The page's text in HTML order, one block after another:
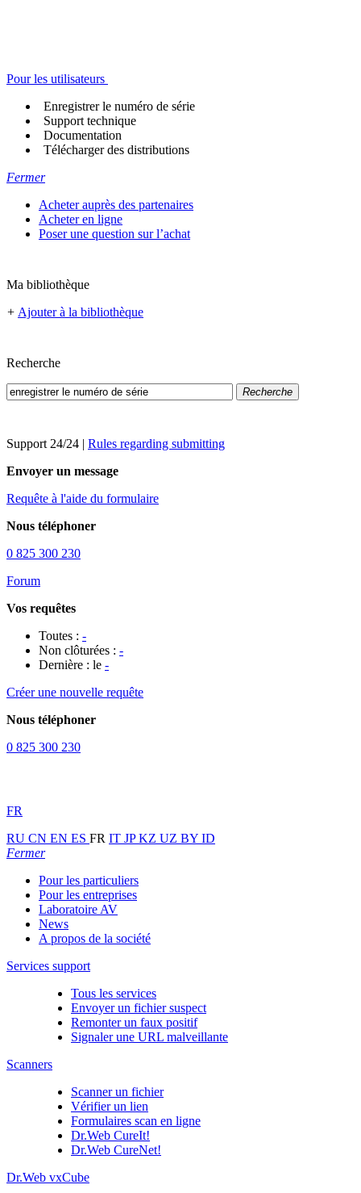
Pour les utilisateurs
Enregistrer le numéro de série
Support technique
Documentation
Télécharger des distributions
Fermer
Acheter auprès des partenaires
Acheter en ligne
Poser une question sur l’achat
Ma bibliothèque
+ Ajouter à la bibliothèque
Recherche
Recherche
Support 24/24 | Rules regarding submitting
Envoyer un message
Requête à l'aide du formulaire
Nous téléphoner
0 825 300 230
Forum
Vos requêtes
Toutes : -
Non clôturées : -
Dernière : le -
Créer une nouvelle requête
Nous téléphoner
0 825 300 230
FR
RU CN EN ES FR IT JPKZ UZ BY ID
Fermer
Pour les particuliers
Pour les entreprises
Laboratoire AV
News
A propos de la société
Services support
Tous les services
Envoyer un fichier suspect
Remonter un faux positif
Signaler une URL malveillante
Scanners
Scanner un fichier
Vérifier un lien
Formulaires scan en ligne
Dr.Web CureIt!
Dr.Web CureNet!
Dr.Web vxCube